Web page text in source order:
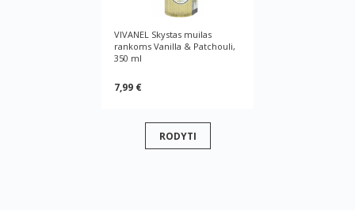
VIVANEL Skystas muilas
rankoms Vanilla & Patchouli,
350 ml
7,99 €
RODYTI